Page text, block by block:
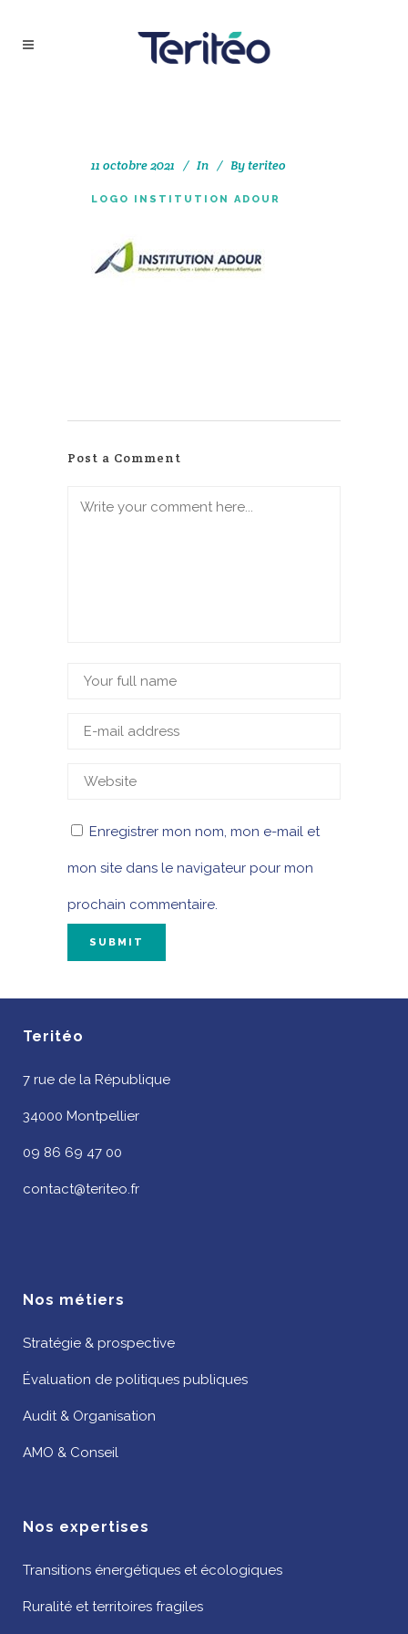
11 octobre 2021 In Byteriteo
LOGO INSTITUTION ADOUR
Post a Comment
Enregistrer mon nom, mon e-mail et
mon site dans le navigateur pour mon
prochain commentaire.
Teritéo
7 rue de la République
34000 Montpellier
09 86 69 47 00
contact@teriteo.fr
Nos métiers
Stratégie & prospective
Évaluation de politiques publiques
Audit & Organisation
AMO & Conseil
Nos expertises
Transitions énergétiques et écologiques
Ruralité et territoires fragiles